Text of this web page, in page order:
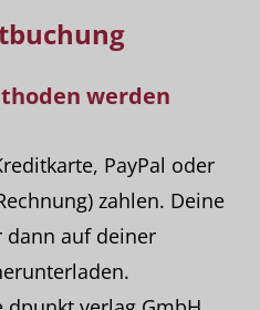
werden
PayPal oder
zahlen. Deine
dann auf deiner